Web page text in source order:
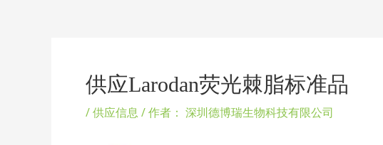
供应Larodan荧光棘脂标准品
/供应信息 / 作者： 深圳德博瑞生物科技有限公司